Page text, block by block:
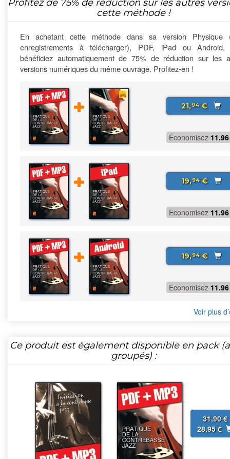
cette méthode !
En achetant cette méthode dans sa version Physique
enregistrements à télécharger), PDF, iPad ou Android,
bénéficiez automatiquement de 75% de réduction sur les
versions numériques du même ouvrage. Profitez-en !
21,94€
Economisez 11.96
19,94€
Economisez 11.96
19,94€
Economisez 11.96
Voir plus
Ce produit est également disponible en pack
groupés) :
31,90 €
28,95 €